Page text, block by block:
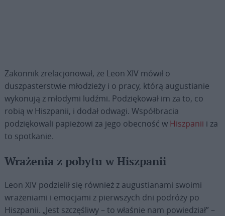
Zakonnik zrelacjonował, że Leon XIV mówił o
duszpasterstwie młodzieży i o pracy, którą augustianie
wykonują z młodymi ludźmi. Podziękował im za to, co
robią w Hiszpanii, i dodał odwagi. Współbracia
podziękowali papieżowi za jego obecność w Hiszpanii i za
to spotkanie.
Wrażenia z pobytu w Hiszpanii
Leon XIV podzielił się również z augustianami swoimi
wrażeniami i emocjami z pierwszych dni podróży po
Hiszpanii. „Jest szczęśliwy – to właśnie nam powiedział” –